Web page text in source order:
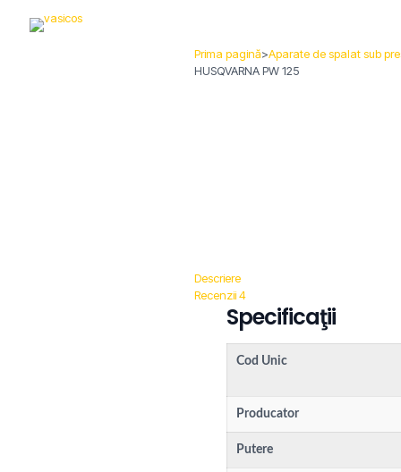
Prima pagină>Aparate de spalat sub
HUSQVARNA PW 125
Descriere
Recenzii4
Specificaţii
Cod Unic
Producator
Putere